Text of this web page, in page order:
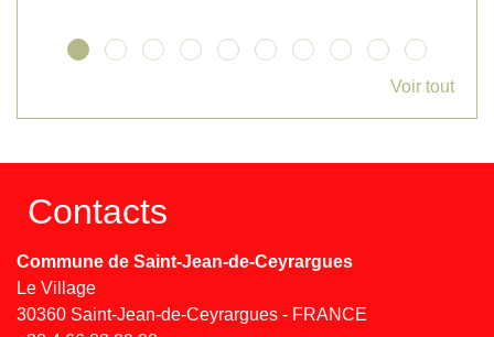
Voir tout
Contacts
Commune de Saint-Jean-de-Ceyrargues
Le Village
30360 Saint-Jean-de-Ceyrargues - FRANCE